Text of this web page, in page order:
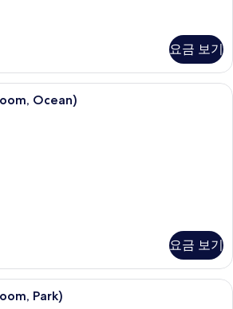
요금 보기
트윈룸 (Twin Hilton Room, Ocean) |
Ocean)
요금 보기
Park)